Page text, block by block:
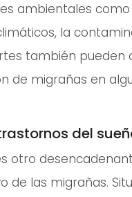
ambientales como
la
también pueden
de migrañas en
del
otro
de las migrañas.